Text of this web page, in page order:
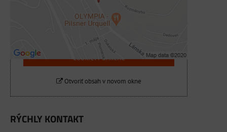
Prajete si načítať externý obsah?
Povoliť tentokrát
Povoliť a zapamätať - súhlas s druhom
cookie: Funkčné
Otvoriť obsah v novom okne
RÝCHLY KONTAKT